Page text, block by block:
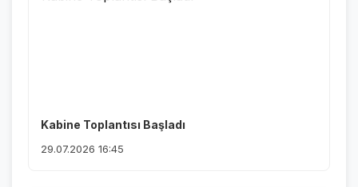
Kabine Toplantısı Başladı
29.07.2026 16:45